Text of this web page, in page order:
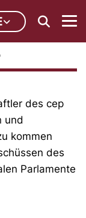
des cep
und
kommen
des
Parlamente